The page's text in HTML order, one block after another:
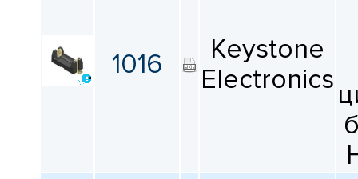
1016
Keystone
Electronics